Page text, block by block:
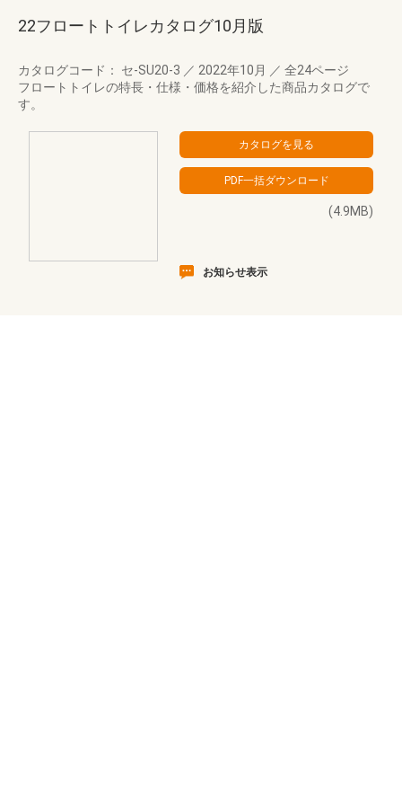
22フロートトイレカタログ10月版
カタログコード： セ-SU20-3 ／ 2022年10月 ／ 全24ページ
フロートトイレの特長・仕様・価格を紹介した商品カタログで
す。
(4.9MB)
お知らせ表示